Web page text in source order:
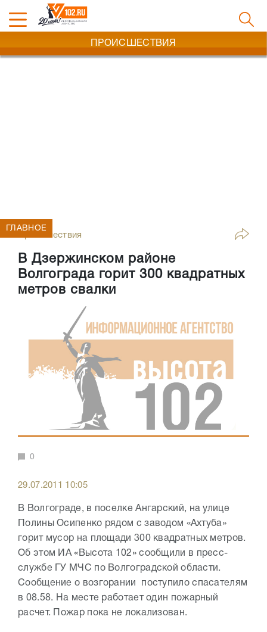
ПРОИСШЕСТВИЯ
Происшествия
В Дзержинском районе
Волгограда горит 300 квадратных
метров свалки
ГЛАВНОЕ
0
29.07.2011 10:05
В Волгограде, в поселке Ангарский, на улице
Полины Осипенко рядом с заводом «Ахтуба»
горит мусор на площади 300 квадратных метров.
Об этом ИА «Высота 102» сообщили в пресс-
службе ГУ МЧС по Волгоградской области.
Сообщение о возгорании поступило спасателям
в 08.58. На месте работает один пожарный
расчет. Пожар пока не локализован.